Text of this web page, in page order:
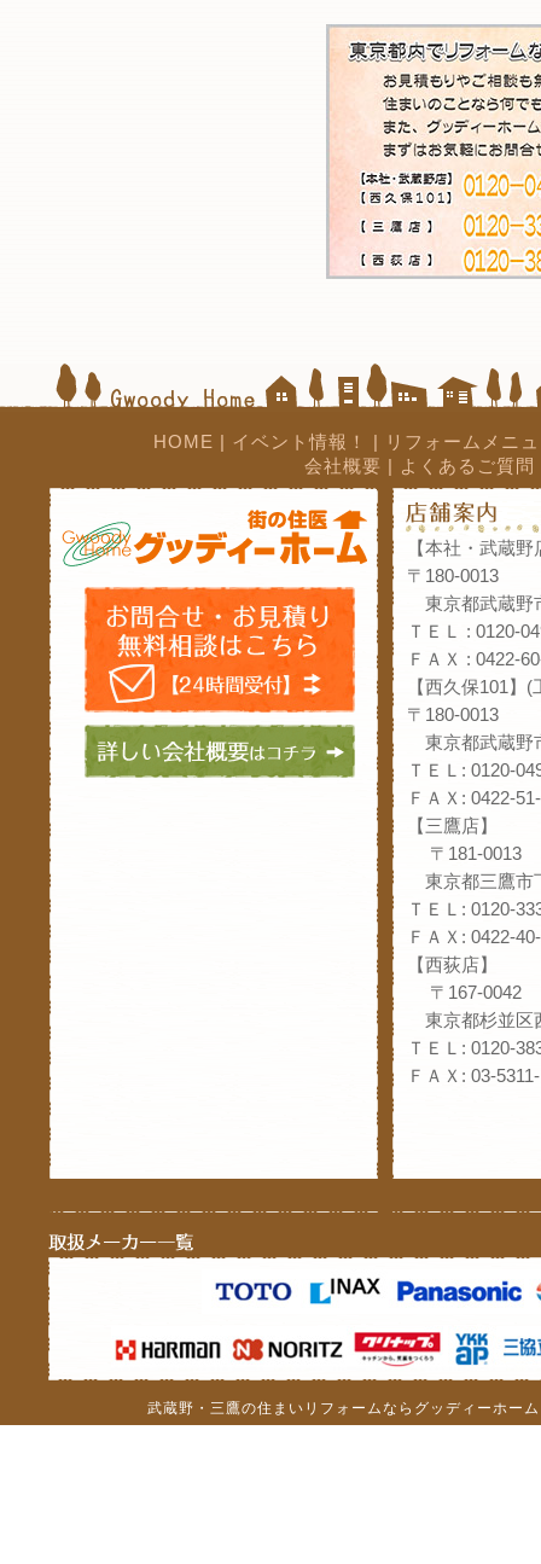
HOME イベント情報！
リフォームメニ
会社概要
よくあるご質問
【本社・武蔵野
〒180-0013
東京都武蔵野
ＴＥＬ : 0120-
ＦＡＸ : 0422-
【西久保101】
〒180-0013
東京都武蔵野
ＴＥＬ: 0120-
ＦＡＸ: 0422-
【三鷹店】
〒181-0013
東京都三鷹市
ＴＥＬ: 0120-
ＦＡＸ: 0422-
【西荻店】
〒167-0042
東京都杉並区
ＴＥＬ: 0120-
ＦＡＸ: 03-
武蔵野・三鷹の住まいリフォームならグッディーホ